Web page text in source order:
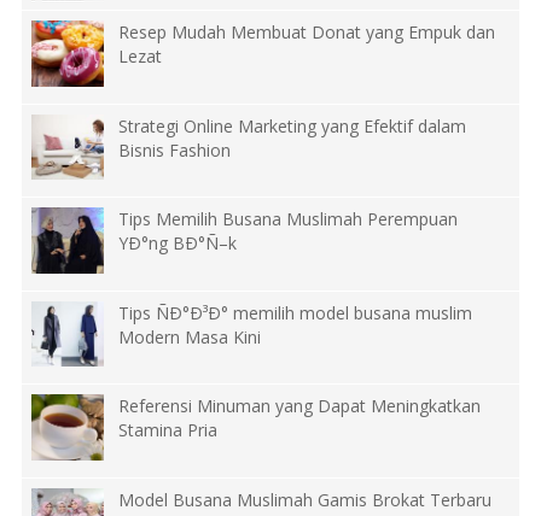
Resep Mudah Membuat Donat yang Empuk dan
Lezat
Strategi Online Marketing yang Efektif dalam
Bisnis Fashion
Tips Memilih Busana Muslimah Perempuan
YÐ°ng BÐ°Ñ–k
Tips ÑÐ°Ð³Ð° memilih model busana muslim
Modern Masa Kini
Referensi Minuman yang Dapat Meningkatkan
Stamina Pria
Model Busana Muslimah Gamis Brokat Terbaru